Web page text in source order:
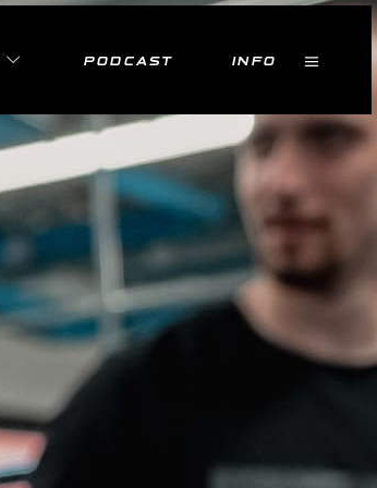
PODCAST INFO